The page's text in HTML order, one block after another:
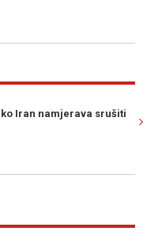
Iran namjerava srušiti